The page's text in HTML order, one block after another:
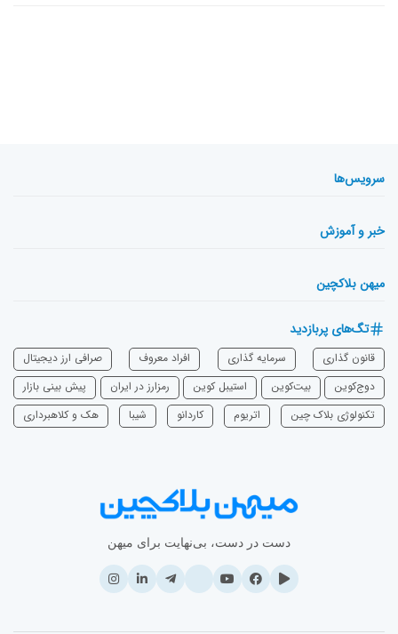
سرویس‌ها
خبر و آموزش
میهن بلاکچین
تگ‌های پربازدید
قانون گذاری سرمایه‌ گذاری افراد معروف
صرافی ارز دیجیتال
دوج‌کوین
بیت‌کوین استیبل کوین رمزارز در ایران
پیش بینی بازار
تکنولوژی بلاک چین
اتریوم ‌کاردانو شیبا هک و کلاهبرداری
دست در دست، بی‌نهایت برای میهن